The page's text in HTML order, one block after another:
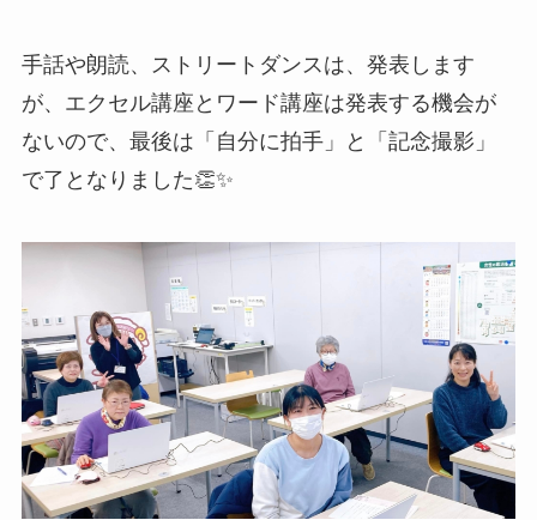
手話や朗読、ストリートダンスは、発表します
が、エクセル講座とワード講座は発表する機会が
ないので、最後は「自分に拍手」と「記念撮影」
で了となりました👏✨